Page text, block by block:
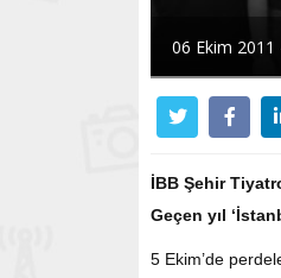
06 Ekim 2011
İBB Şehir
Geçen yıl
5 Ekim’de